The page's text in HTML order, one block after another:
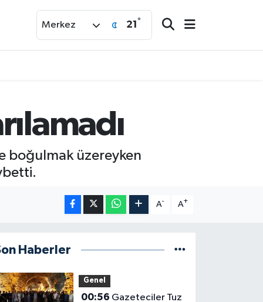
Merkez 21 °
boğulmak üzereyken
A- A+
Haberler
Genel
00:56